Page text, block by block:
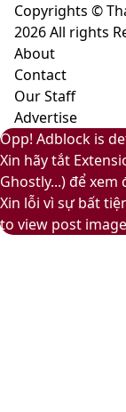
sự
nhã
nhặn
và
ấm
áp
Copyrights ©
2026 All rights
About
Contact
Our Staff
Advertise
Facebook
X
LinkedIn
YouTube
Google
Play
Facebook
Pinterest
Messenger
Messenger
Viber
Back
to
top
button
Close
Opp! Adblock is
Xin hãy tắt
Ghostly...) để
Xin lỗi vì sự bất
to view post